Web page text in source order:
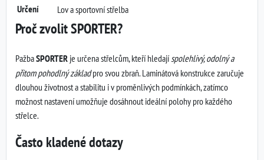
Určení Lov a sportovní střelba
Proč zvolit SPORTER?
PažbaSPORTER je určena střelcům, kteří hledají spolehlivý, odolný a
přitom pohodlný základpro svou zbraň. Laminátová konstrukce zaručuje
dlouhou životnost a stabilitu i v proměnlivých podmínkách, zatímco
možnost nastavení umožňuje dosáhnout ideální polohy pro každého
střelce.
Často kladené dotazy